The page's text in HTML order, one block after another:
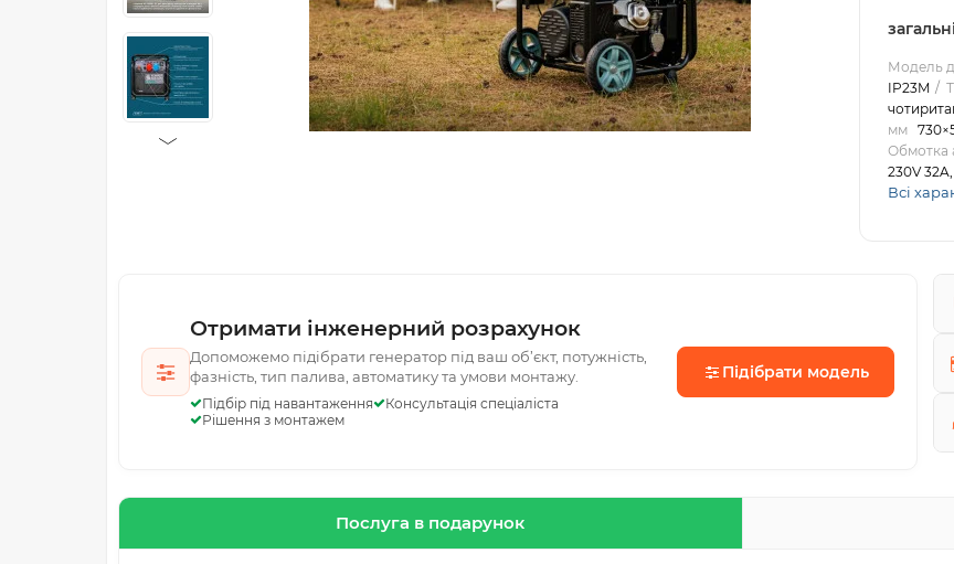
Модель
IP23M
мм
Обмотка
230V
Всі
Отримати інженерний розрахунок
Допоможемо підібрати генератор під ваш об’єкт, потужність,
фазність, тип палива, автоматику та умови монтажу.
Підбір під навантаження
Консультація спеціаліста
Рішення з монтажем
Підібрати модель
Послуга в подарунок